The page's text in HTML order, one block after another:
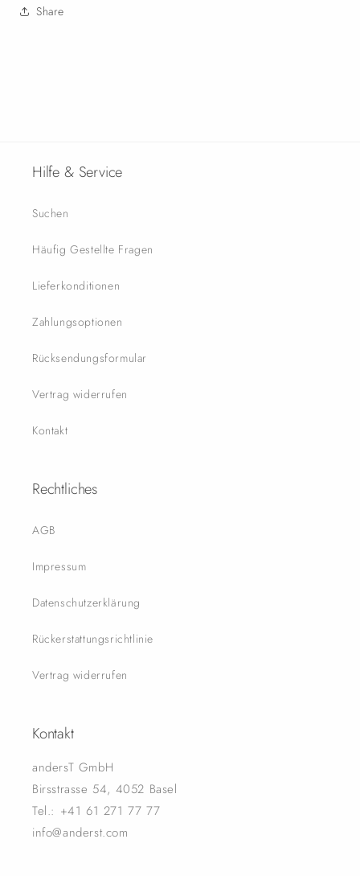
Share
Hilfe & Service
Suchen
Häufig Gestellte Fragen
Lieferkonditionen
Zahlungsoptionen
Rücksendungsformular
Vertrag widerrufen
Kontakt
Rechtliches
AGB
Impressum
Datenschutzerklärung
Rückerstattungsrichtlinie
Vertrag widerrufen
Kontakt
andersT GmbH
Birsstrasse 54, 4052 Basel
Tel.: +41 61 271 77 77
info@anderst.com